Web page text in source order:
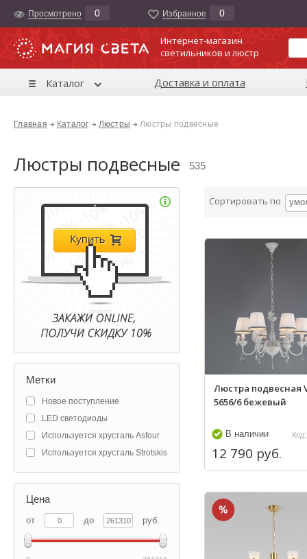
Просмотрено 0 Избранноe 0
Интернет-магазин
светильников и люстр
Каталог Доставка и оплата
Главная Каталог Люстры Люстры подвесные
Люстры подвесные 535
Метки
Новое поступление
LED светодиоды
Используется хрусталь Asfour
Используется хрусталь Strotskis
Цена
от до руб.
Сортировать по
Люстра подвесная
5656/6 бежевый
В наличии
12 790 руб.